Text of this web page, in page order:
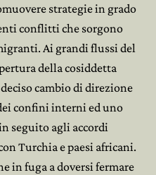
strategie in grado
conflitti che sorgono
Ai grandi flussi del
della cosiddetta
cambio di direzione
confini interni ed uno
seguito agli accordi
Turchia e paesi africani.
in fuga a doversi fermare